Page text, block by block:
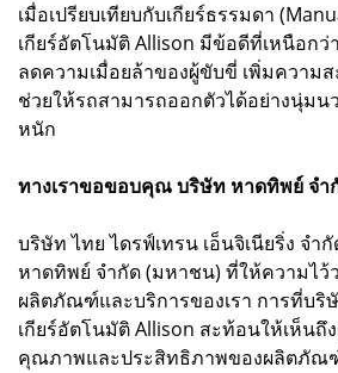
เมื่อเปรียบเทียบกับเกียร์ธรรมดา
เกียร์อัตโนมัติ Allison มีข้อดีที่เหนือกว่
ลดความเมื่อยล้าของผู้ขับขี่ เพิ่มความ
ช่วยให้รถสามารถออกตัวได้อย่างนุ่ม
หนัก
ทางเราขอขอบคุณ บริษัท หาดทิพย์ จ
บริษัท ไทย ไดรฟ์เทรน เอ็นจิเนียริ่ง จ
หาดทิพย์ จำกัด (มหาชน) ที่ให้ความไว้
ผลิตภัณฑ์และบริการของเรา การที่บริ
เกียร์อัตโนมัติ Allison สะท้อนให้เห็นถึ
คุณภาพและประสิทธิภาพของผลิตภัณ